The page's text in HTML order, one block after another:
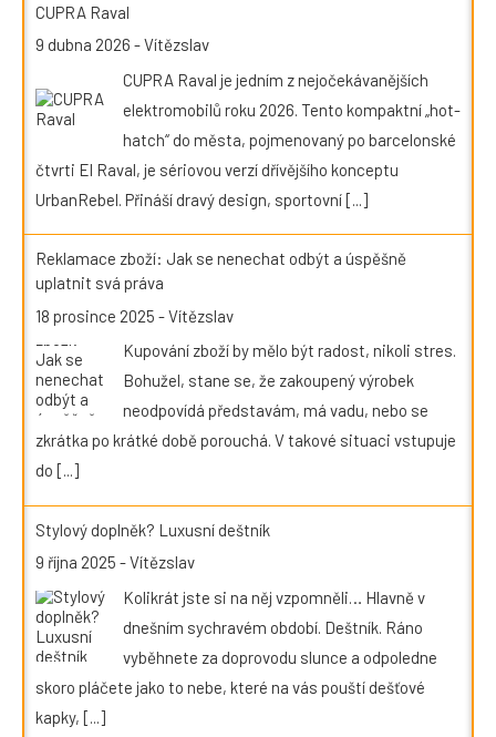
CUPRA Raval
9 dubna 2026 -Vítězslav
CUPRA Raval je jedním z nejočekávanějších
elektromobilů roku 2026. Tento kompaktní „hot-
hatch“ do města, pojmenovaný po barcelonské
čtvrti El Raval, je sériovou verzí dřívějšího konceptu
UrbanRebel. Přináší dravý design, sportovní[...]
Reklamace zboží: Jak se nenechat odbýt a úspěšně
uplatnit svá práva
18 prosince 2025 -Vítězslav
Kupování zboží by mělo být radost, nikoli stres.
Bohužel, stane se, že zakoupený výrobek
neodpovídá představám, má vadu, nebo se
zkrátka po krátké době porouchá. V takové situaci vstupuje
do [...]
Stylový doplněk? Luxusní deštník
9 října 2025 -Vítězslav
Kolikrát jste si na něj vzpomněli… Hlavně v
dnešním sychravém období. Deštník. Ráno
vyběhnete za doprovodu slunce a odpoledne
skoro pláčete jako to nebe, které na vás pouští dešťové
kapky, [...]